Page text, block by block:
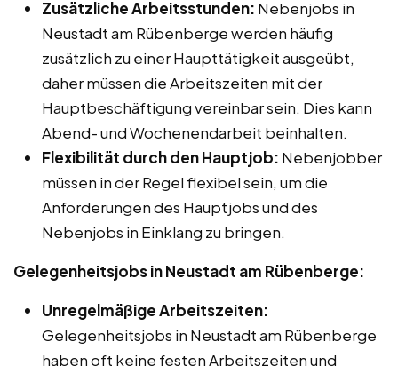
Zusätzliche Arbeitsstunden: Nebenjobs in
Neustadt am Rübenberge werden häufig
zusätzlich zu einer Haupttätigkeit ausgeübt,
daher müssen die Arbeitszeiten mit der
Hauptbeschäftigung vereinbar sein. Dies kann
Abend- und Wochenendarbeit beinhalten.
Flexibilität durch den Hauptjob: Nebenjobber
müssen in der Regel flexibel sein, um die
Anforderungen des Hauptjobs und des
Nebenjobs in Einklang zu bringen.
Gelegenheitsjobs in Neustadt am Rübenberge:
Unregelmäßige Arbeitszeiten:
Gelegenheitsjobs in Neustadt am Rübenberge
haben oft keine festen Arbeitszeiten und